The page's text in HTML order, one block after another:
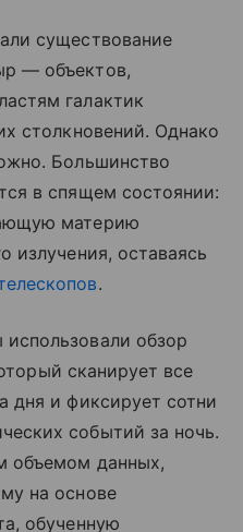
существование
— объектов,
галактик
столкновений. Однако
Большинство
в спящем состоянии:
материю
излучения, оставаясь
.
обзор
сканирует все
дня и фиксирует сотни
событий за ночь.
объемом данных,
на основе
обученную